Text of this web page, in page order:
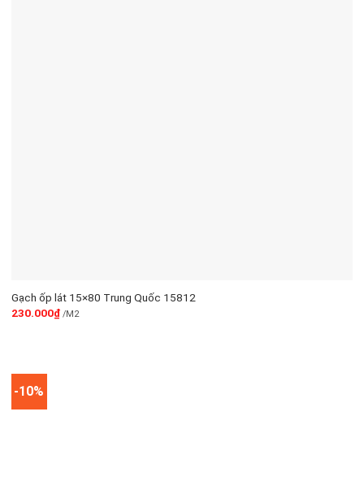
Gạch ốp lát 15×80 Trung Quốc 15812
230.000₫/M2
-10%